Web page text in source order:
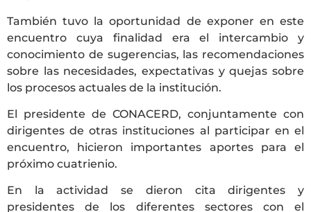
También tuvo la oportunidad de exponer en este
encuentro cuya finalidad era el intercambio y
conocimiento de sugerencias, las recomendaciones
sobre las necesidades, expectativas y quejas sobre
los procesos actuales de la institución.
El presidente de CONACERD, conjuntamente con
dirigentes de otras instituciones al participar en el
encuentro, hicieron importantes aportes para el
próximo cuatrienio.
En la actividad se dieron cita dirigentes y
presidentes de los diferentes sectores con el